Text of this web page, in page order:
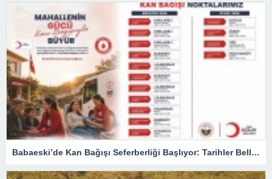
Babaeski’de Kan Bağışı Seferberliği Başlıyor: Tarihler Belli Oldu